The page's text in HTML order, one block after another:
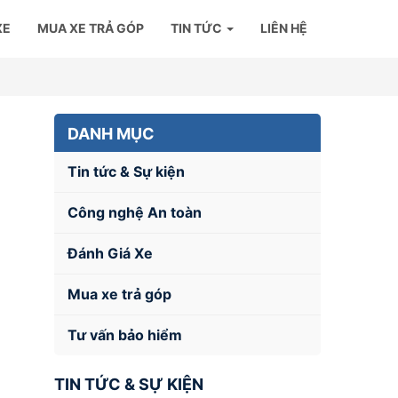
MUA XE TRẢ GÓP TIN TỨC LIÊN HỆ
DANH MỤC
Tin tức & Sự kiện
Công nghệ An toàn
Đánh Giá Xe
Mua xe trả góp
Tư vấn bảo hiểm
TIN TỨC & SỰ KIỆN